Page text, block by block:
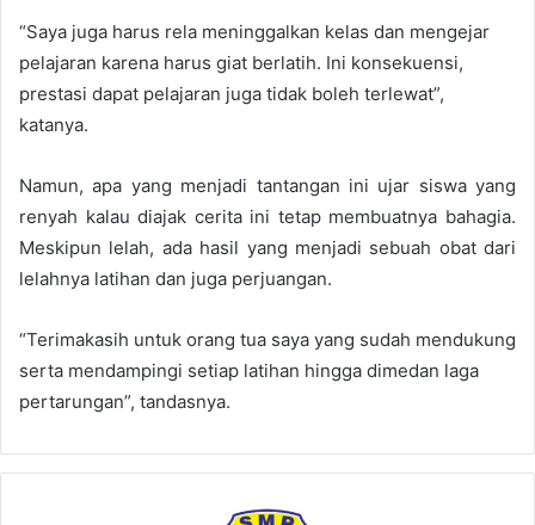
“Saya juga harus rela meninggalkan kelas dan mengejar
pelajaran karena harus giat berlatih. Ini konsekuensi,
prestasi dapat pelajaran juga tidak boleh terlewat”,
katanya.
Namun, apa yang menjadi tantangan ini ujar siswa yang
renyah kalau diajak cerita ini tetap membuatnya bahagia.
Meskipun lelah, ada hasil yang menjadi sebuah obat dari
lelahnya latihan dan juga perjuangan.
“Terimakasih untuk orang tua saya yang sudah mendukung
serta mendampingi setiap latihan hingga dimedan laga
pertarungan”, tandasnya.